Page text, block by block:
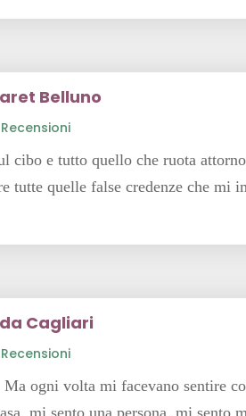
Belluno
cibo e tutto quello che ruota
tutte quelle false credenze che
Cagliari
ogni volta mi facevano sentire